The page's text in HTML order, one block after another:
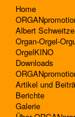
Home
Albert
Organ-Orgel-
OrgelKINO
Downloads
Artikel und
Berichte
Galerie